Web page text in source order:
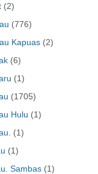
(2)
(776)
Kapuas (2)
(6)
(1)
(1705)
Hulu (1)
(1)
(1)
Sambas (1)